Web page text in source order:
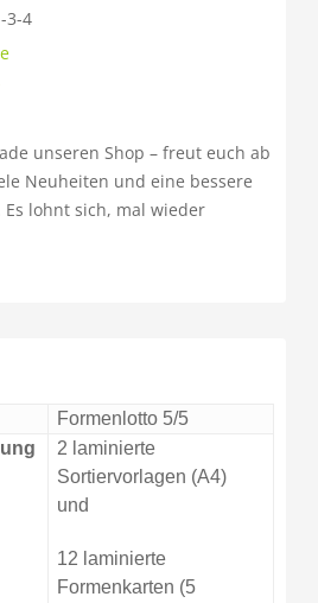
3-4
unseren Shop – freut euch ab
Neuheiten und eine bessere
lohnt sich, mal wieder
Formenlotto 5/5
2 laminierte
Sortiervorlagen (A4)
und
12 laminierte
Formenkarten (5